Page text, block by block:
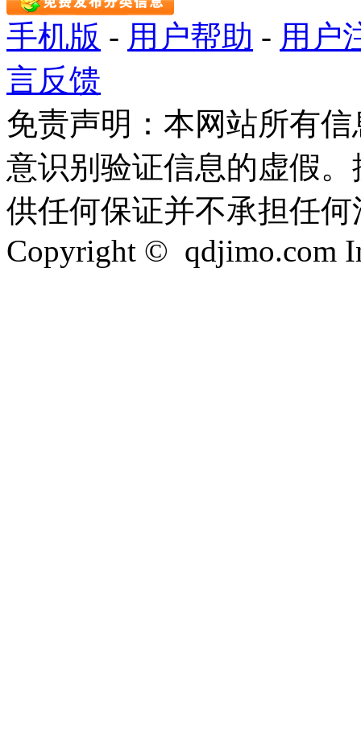
手机版 - 用户帮助 - 用户
言反馈
免责声明：本网站所有
意识别验证信息的虚假
供任何保证并不承担任
Copyright © qdjimo.com